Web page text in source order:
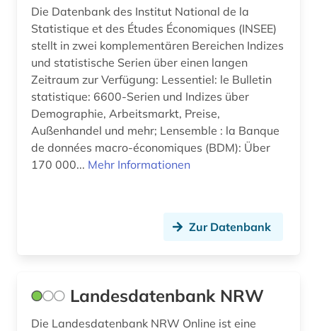
estland (1)
eu-staaten (1)
europa (6)
europäische union (9)
europäische zentralbank (1)
fachhochschule (1)
factbook (1)
Die Datenbank des Institut National de la
Statistique et des Études Économiques (INSEE)
stellt in zwei komplementären Bereichen Indizes
und statistische Serien über einen langen
Zeitraum zur Verfügung: Lessentiel: le Bulletin
statistique: 6600-Serien und Indizes über
Demographie, Arbeitsmarkt, Preise,
Außenhandel und mehr; Lensemble : la Banque
de données macro-économiques (BDM): Über
170 000... Mehr Informationen
Zur Datenbank
Landesdatenbank NRW
Die Landesdatenbank NRW Online ist eine